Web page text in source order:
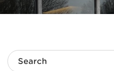
Search